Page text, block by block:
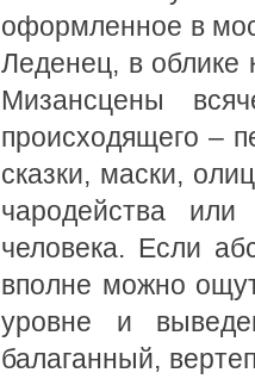
оформленное в
Леденец, в облике
Мизансцены
происходящего –
сказки, маски,
чародейства или
человека. Если
вполне можно
уровне и
балаганный,